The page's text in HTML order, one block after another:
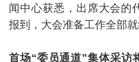
闻中心获悉，出席大会的
报到，大会准备工作全部
首场“委员通道”集体采访